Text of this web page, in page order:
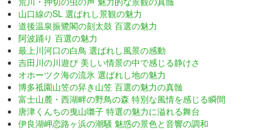
山口線のSL 選ばれし景観の魅力
道後温泉振鷺閣の刻太鼓 百選の魅力
阿波踊り 百選の魅力
最上川河口の白鳥 選ばれし風景の感動
吉田川の川遊び 美しい情景の中で感じる静けさ
オホーツク海の流氷 選ばれし地の魅力
博多祗園山笠の舁き山笠 百選の魅力の真髄
富士山麓・西湖畔の野鳥の森 特別な風情を感じる瞬間
唐津くんちの曳山囃子 特選の魅力に溢れる舞台
伊良湖岬恋路ヶ浜の潮騒 魅惑の景色と音響の調和